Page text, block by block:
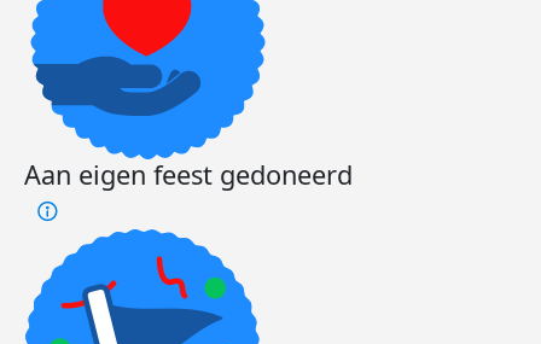
Aan eigen feest gedoneerd